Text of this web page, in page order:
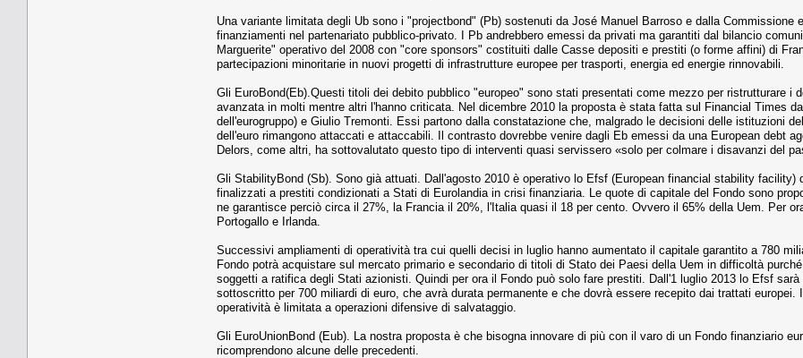
Una variante limitata degli Ub sono i "projectbond" (Pb) sostenuti da José Manuel Barroso e dalla Commissione
finanziamenti nel partenariato pubblico-privato. I Pb andrebbero emessi da privati ma garantiti dal bilancio
Marguerite" operativo del 2008 con "core sponsors" costituiti dalle Casse depositi e prestiti (o forme affini) di
partecipazioni minoritarie in nuovi progetti di infrastrutture europee per trasporti, energia ed energie rinnovabili.
Gli EuroBond(Eb).Questi titoli dei debito pubblico "europeo" sono stati presentati come mezzo per ristrutturare i
avanzata in molti mentre altri l'hanno criticata. Nel dicembre 2010 la proposta è stata fatta sul Financial Times
dell'eurogruppo) e Giulio Tremonti. Essi partono dalla constatazione che, malgrado le decisioni delle istituzioni
dell'euro rimangono attaccati e attaccabili. Il contrasto dovrebbe venire dagli Eb emessi da una European debt
Delors, come altri, ha sottovalutato questo tipo di interventi quasi servissero «solo per colmare i disavanzi del
Gli StabilityBond (Sb). Sono già attuati. Dall'agosto 2010 è operativo lo Efsf (European financial stability
finalizzati a prestiti condizionati a Stati di Eurolandia in crisi finanziaria. Le quote di capitale del Fondo sono
ne garantisce perciò circa il 27%, la Francia il 20%, l'Italia quasi il 18 per cento. Ovvero il 65% della Uem. Per
Portogallo e Irlanda.
Successivi ampliamenti di operatività tra cui quelli decisi in luglio hanno aumentato il capitale garantito a 780
Fondo potrà acquistare sul mercato primario e secondario di titoli di Stato dei Paesi della Uem in difficoltà
soggetti a ratifica degli Stati azionisti. Quindi per ora il Fondo può solo fare prestiti. Dall'1 luglio 2013 lo Efsf
sottoscritto per 700 miliardi di euro, che avrà durata permanente e che dovrà essere recepito dai trattati
operatività è limitata a operazioni difensive di salvataggio.
Gli EuroUnionBond (Eub). La nostra proposta è che bisogna innovare di più con il varo di un Fondo finanziario
ricomprendono alcune delle precedenti.